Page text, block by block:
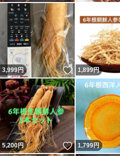
3,999円 いいね！
1,899円
5,200円 いいね！
1,799円